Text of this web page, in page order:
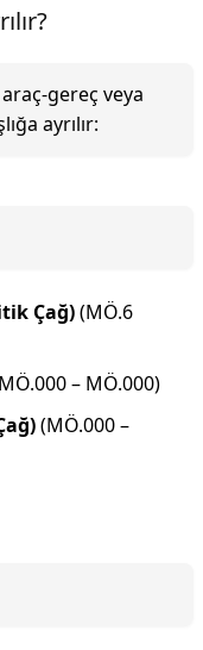
gereç veya
ayrılır:
Çağ)(MÖ.6
– MÖ.000)
(MÖ.000 –